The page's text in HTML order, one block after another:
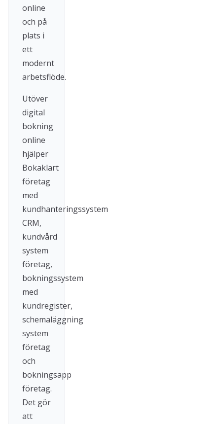
online
och på
plats i
ett
modernt
arbetsflöde.
Utöver
digital
bokning
online
hjälper
Bokaklart
företag
med
kundhanteringssystem
CRM,
kundvård
system
företag,
bokningssystem
med
kundregister,
schemaläggning
system
företag
och
bokningsapp
företag.
Det gör
att